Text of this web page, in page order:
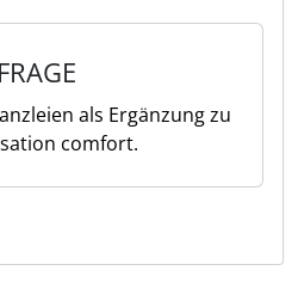
als Ergänzung zu
comfort.